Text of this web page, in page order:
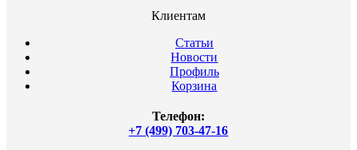
Клиентам
Статьи
Новости
Профиль
Корзина
Телефон:
+7 (499) 703-47-16